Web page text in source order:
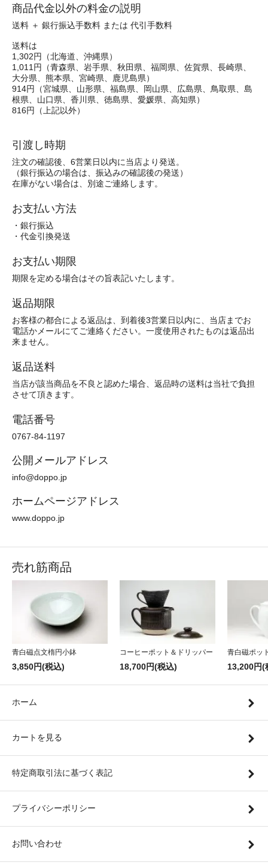
商品代金以外の料金の説明
送料 ＋ 銀行振込手数料 または 代引手数料
送料は
1,302円（北海道、沖縄県）
1,011円（青森県、岩手県、秋田県、福岡県、佐賀県、長崎県、
大分県、熊本県、宮崎県、鹿児島県）
914円（宮城県、山形県、福島県、岡山県、広島県、鳥取県、島
根県、山口県、香川県、徳島県、愛媛県、高知県）
816円（上記以外）
引渡し時期
注文の確認後、6営業日以内に当店より発送。
（銀行振込の場合は、振込みの確認後の発送）
在庫がない場合は、別途ご連絡します。
お支払い方法
・銀行振込
・代金引換発送
お支払い期限
期限を定める場合はその旨表記いたします。
返品期限
お客様の都合による返品は、到着後3営業日以内に、当店までお
電話かメールにてご連絡ください。一度使用されたものは返品出
来ません。
返品送料
当店が該当商品を不良と認めた場合、返品時の送料は当社で負担
させて頂きます。
電話番号
0767-84-1197
公開メールアドレス
info@doppo.jp
ホームページアドレス
www.doppo.jp
売れ筋商品
青白磁点文楕円小鉢
3,850円(税込)
コーヒーポット＆ドリッパー
18,700円(税込)
青白磁ポッ
13,200円(
ホーム
カートを見る
特定商取引法に基づく表記
プライバシーポリシー
お問い合わせ